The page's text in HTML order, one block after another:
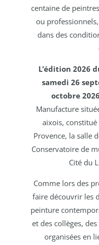
centaine de
ou
dans des
L’édition 2026
samedi 26
octobre 2026
Manufacture
aixois, constitué
Provence, la salle
Conservatoire de
Cité du
Comme lors des
faire découvrir les
peinture
et des collèges,
organisées en